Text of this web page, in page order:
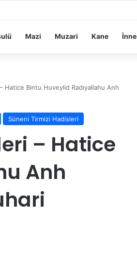
Mazi Muzari Kane İnne
Hatice Bintu Huveylid Radıyallahu Anh
Süneni Tirmizi Hadisleri
– Hatice
Anh